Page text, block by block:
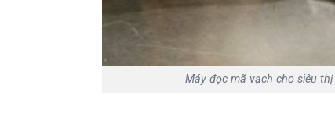
Máy đọc mã vạch cho siêu